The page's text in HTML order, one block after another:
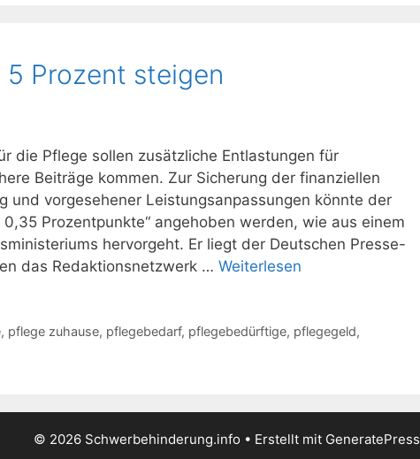
Prozent steigen
die Pflege sollen zusätzliche Entlastungen für
Beiträge kommen. Zur Sicherung der finanziellen
und vorgesehener Leistungsanpassungen könnte der
Prozentpunkte“ angehoben werden, wie aus einem
hervorgeht. Er liegt der Deutschen Presse-
das Redaktionsnetzwerk … Weiterlesen
, pflege zuhause, pflegebedarf, pflegebedürftige, pflegegeld,
© 2026 Schwerbehinderung.info • Erstellt mit GeneratePress